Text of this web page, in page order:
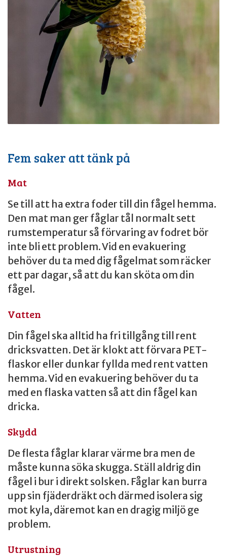
Fem saker att tänk på
Mat
Se till att ha extra foder till din fågel hemma.
Den mat man ger fåglar tål normalt sett
rumstemperatur så förvaring av fodret bör
inte bli ett problem. Vid en evakuering
behöver du ta med dig fågelmat som räcker
ett par dagar, så att du kan sköta om din
fågel.
Vatten
Din fågel ska alltid ha fri tillgång till rent
dricksvatten. Det är klokt att förvara PET-
flaskor eller dunkar fyllda med rent vatten
hemma. Vid en evakuering behöver du ta
med en flaska vatten så att din fågel kan
dricka.
Skydd
De flesta fåglar klarar värme bra men de
måste kunna söka skugga. Ställ aldrig din
fågel i bur i direkt solsken. Fåglar kan burra
upp sin fjäderdräkt och därmed isolera sig
mot kyla, däremot kan en dragig miljö ge
problem.
Utrustning